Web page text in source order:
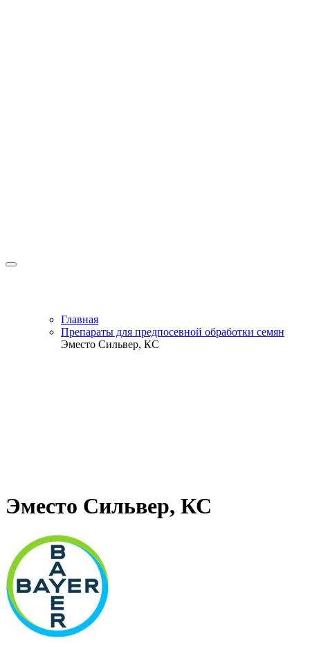
Главная
Препараты для предпосевной обработки семян
Эместо Сильвер, КС
Эместо Сильвер, КС